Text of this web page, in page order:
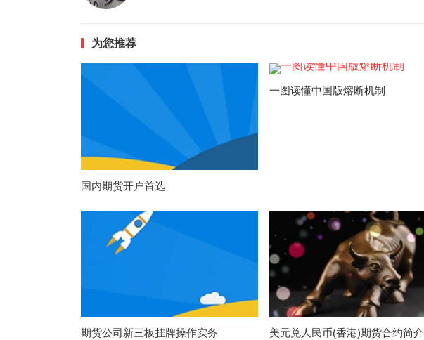
为您推荐
国内期货开户首选
一图读懂中国版熔断机制
期货公司新三板挂牌操作实务 美元兑人民币(香港)期货合约简介